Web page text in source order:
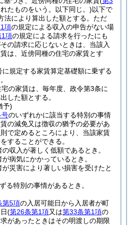
たものをいう。以下同じ。)以下で
により算出した額とする。 ただ
項の規定による収入の申告がない場
1項の規定による請求を行ったにも
の請求に応じないときは、当該入
は、近傍同種の住宅の家賃とす
規定する家賃算定基礎額に乗ずる
の家賃は、毎年度、政令第3条に
した額とする。
予)
号のいずれかに該当する特別の事情
の減免又は徴収の猶予の必要があ
で定めるところにより、当該家賃
することができる。
収入が著しく低額であるとき。
病気にかかっているとき。
が災害により著しい損害を受けたと
る特別の事情があるとき。
第5項の入居可能日から入居者が町
(第26条第1項又は第33条第1項の
があったときはその明渡しの期限